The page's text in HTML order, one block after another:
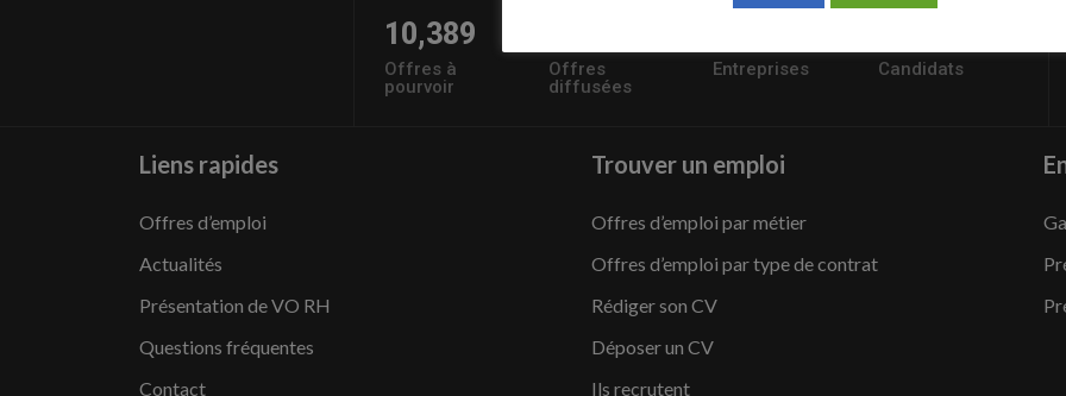
10,389
Offres à
pourvoir
Offres
diffusées
Entreprises Candidats
Liens rapides
Offres d’emploi
Actualités
Présentation de VO RH
Questions fréquentes
Contact
Trouver un emploi
Offres d’emploi par métier
Offres d’emploi par type de contrat
Rédiger son CV
Déposer un CV
Ils recrutent